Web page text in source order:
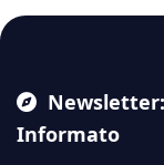
Informato